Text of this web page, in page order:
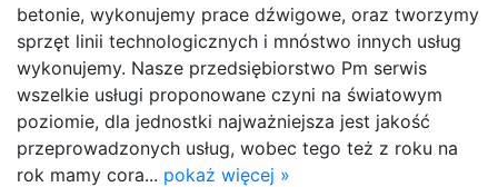
betonie, wykonujemy prace dźwigowe, oraz tworzymy
sprzęt linii technologicznych i mnóstwo innych usług
wykonujemy. Nasze przedsiębiorstwo Pm serwis
wszelkie usługi proponowane czyni na światowym
poziomie, dla jednostki najważniejsza jest jakość
przeprowadzonych usług, wobec tego też z roku na
rok mamy cora... pokaż więcej »